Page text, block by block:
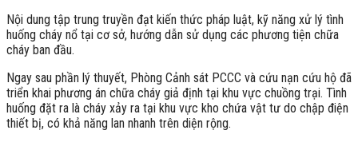
Nội dung tập trung truyền đạt kiến thức pháp luật, kỹ năng xử lý tình
huống cháy nổ tại cơ sở, hướng dẫn sử dụng các phương tiện chữa
cháy ban đầu.
Ngay sau phần lý thuyết, Phòng Cảnh sát PCCC và cứu nạn cứu hộ đã
triển khai phương án chữa cháy giả định tại khu vực chuồng trại. Tình
huống đặt ra là cháy xảy ra tại khu vực kho chứa vật tư do chập điện
thiết bị, có khả năng lan nhanh trên diện rộng.